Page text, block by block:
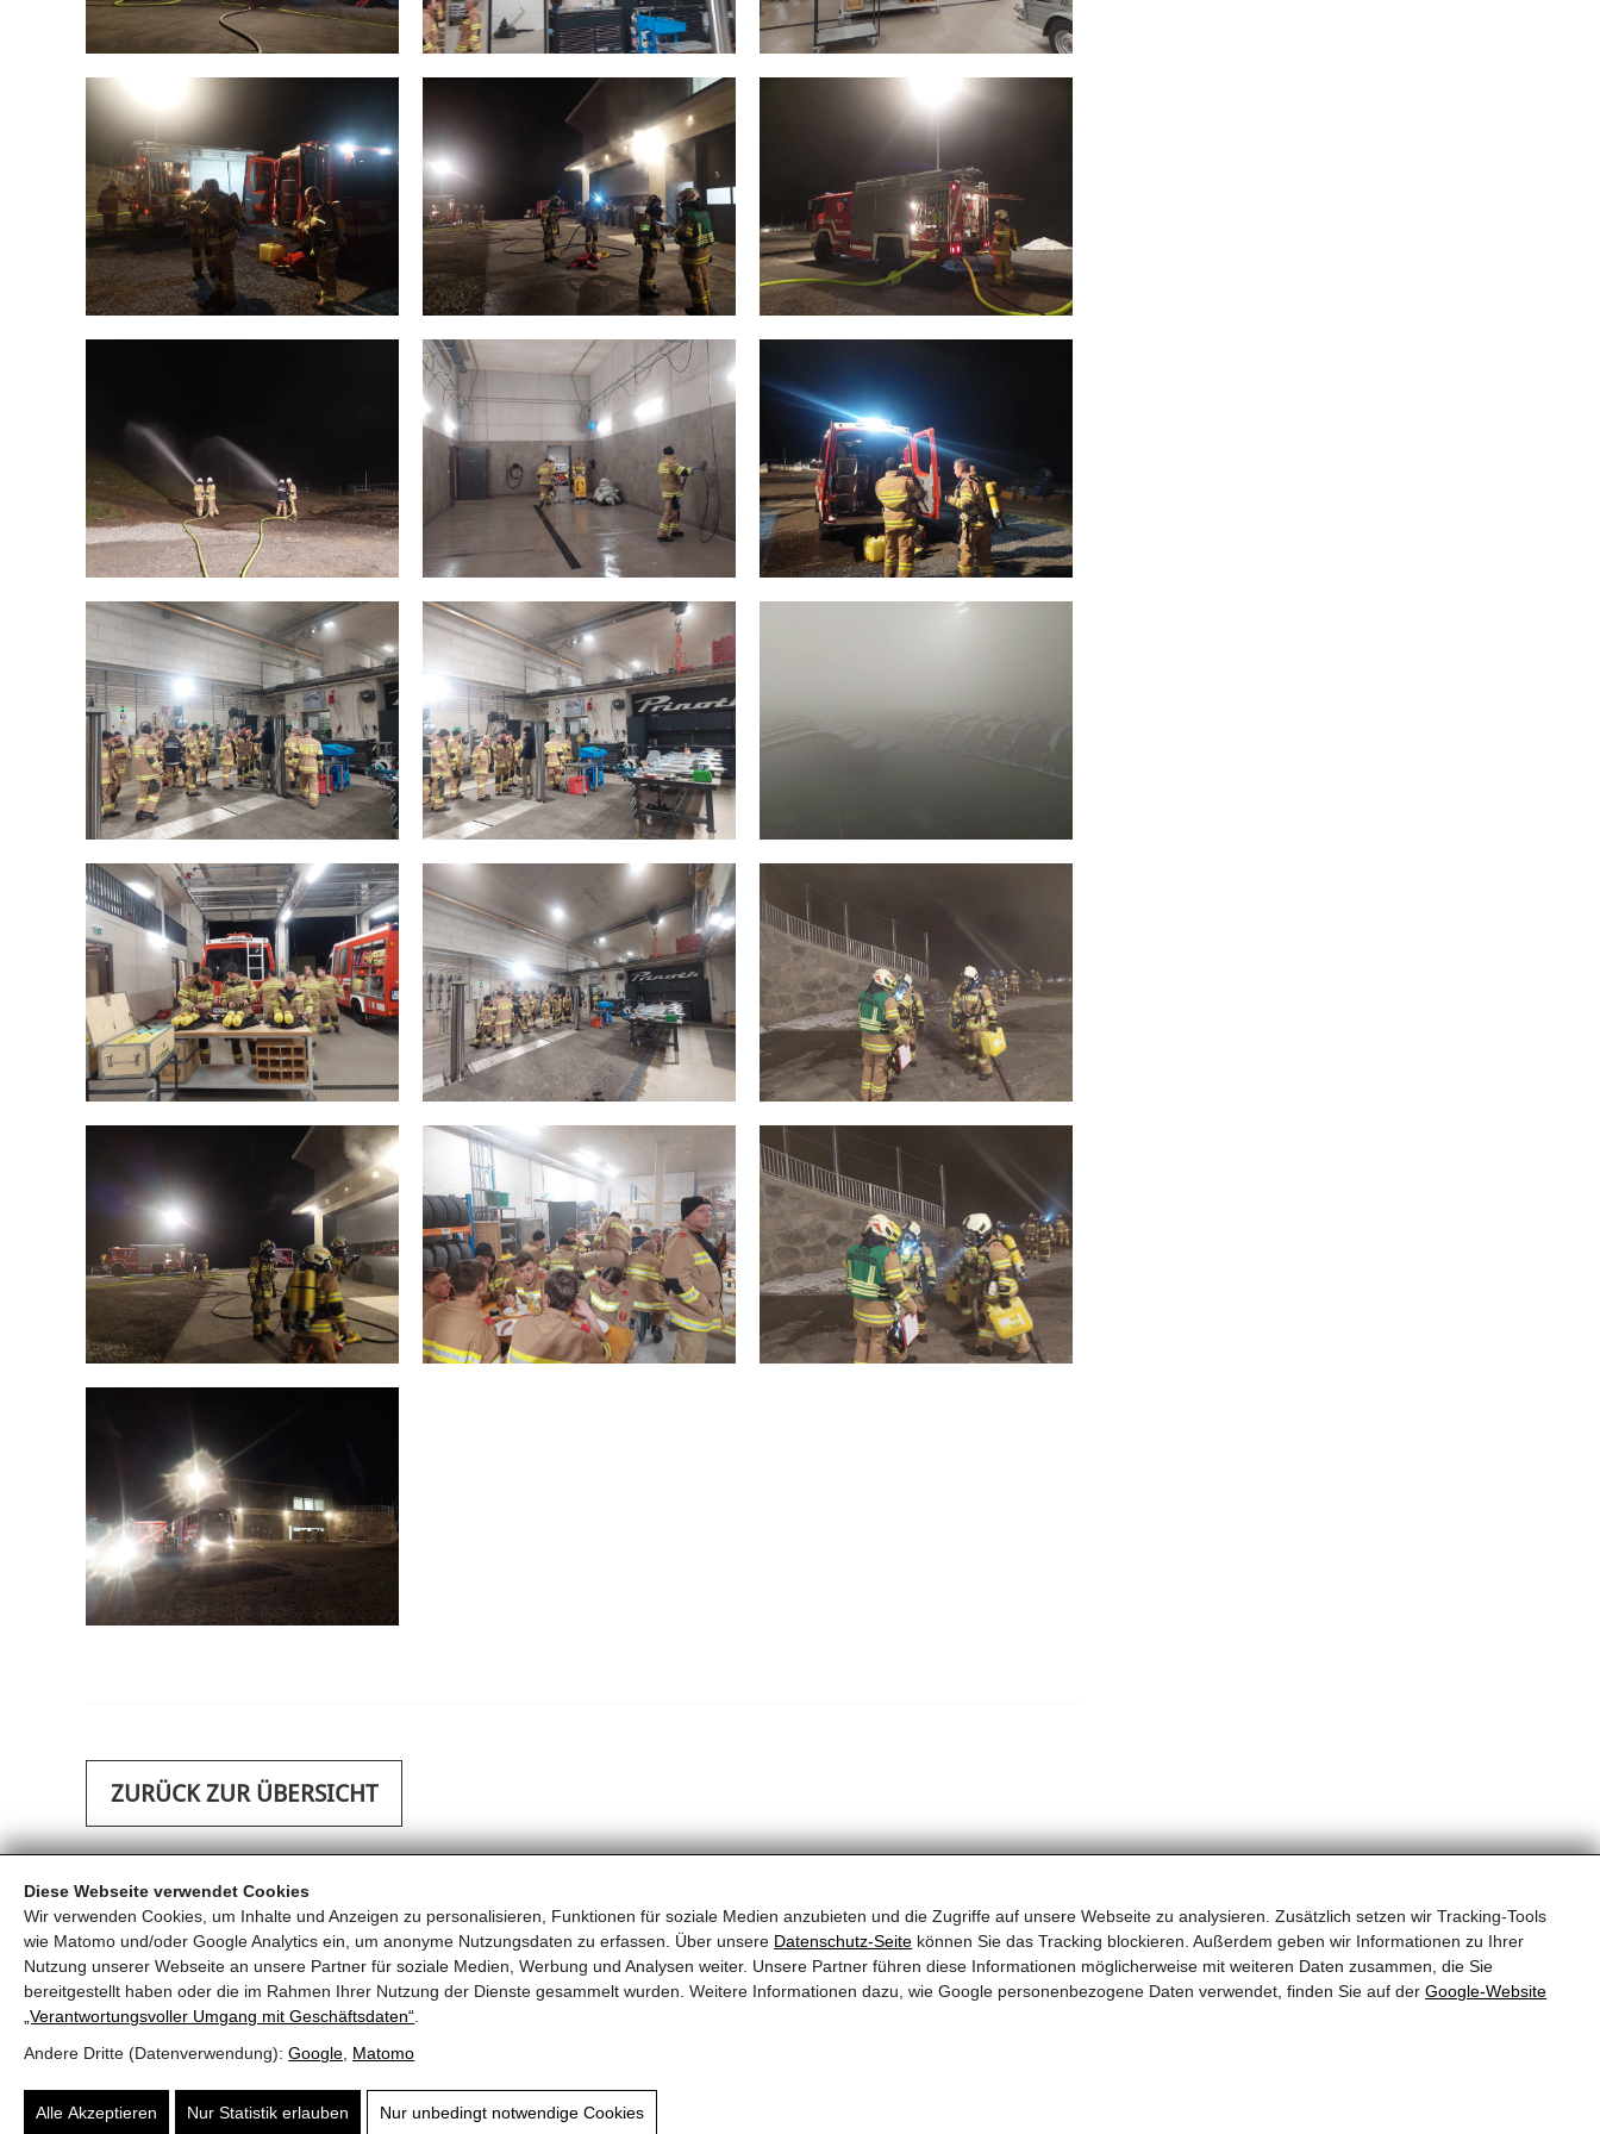
Diese Webseite verwendet Cookies
Wir verwenden Cookies, um Inhalte und Anzeigen zu personalisieren, Funktionen für soziale Medien anzubieten und die Zugriffe auf unsere Webseite zu analysieren. Zusätzlich setzen wir Tracking-Tools
wie Matomo und/oder Google Analytics ein, um anonyme Nutzungsdaten zu erfassen. Über unsere Datenschutz-Seite können Sie das Tracking blockieren. Außerdem geben wir Informationen zu Ihrer
Nutzung unserer Webseite an unsere Partner für soziale Medien, Werbung und Analysen weiter. Unsere Partner führen diese Informationen möglicherweise mit weiteren Daten zusammen, die Sie
bereitgestellt haben oder die im Rahmen Ihrer Nutzung der Dienste gesammelt wurden. Weitere Informationen dazu, wie Google personenbezogene Daten verwendet, finden Sie auf derGoogle‑Website
„Verantwortungsvoller Umgang mit Geschäftsdaten“
Andere Dritte (Datenverwendung):Google Matomo
Alle Akzeptieren Nur Statistik erlauben Nur unbedingt notwendige Cookies
ZURÜCK ZUR ÜBERSICHT
FREIWILLIGE FEUERWEHR KRIMML
Oberkrimml 203
5743 Krimml
T
+43 (0) 6564 7222
Eff-krimml@lfv-sbg.at
QUICKLINKS